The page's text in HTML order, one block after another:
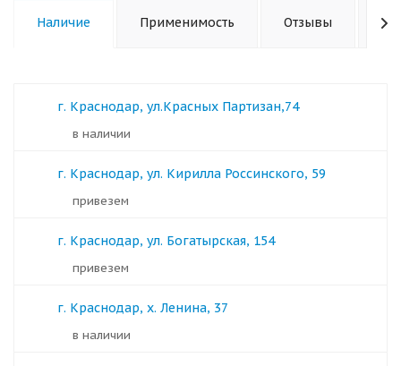
Наличие Применимость Отзывы
г. Краснодар, ул.Красных Партизан,74
в наличии
г. Краснодар, ул. Кирилла Россинского, 59
Привезем
г. Краснодар, ул. Богатырская, 154
Привезем
г. Краснодар, х. Ленина, 37
в наличии